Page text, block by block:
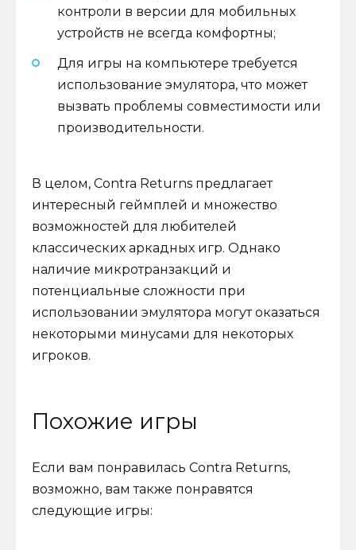
контроли в версии для мобильных
устройств не всегда комфортны;
Для игры на компьютере требуется
использование эмулятора, что может
вызвать проблемы совместимости или
производительности.
В целом, Contra Returns предлагает
интересный геймплей и множество
возможностей для любителей
классических аркадных игр. Однако
наличие микротранзакций и
потенциальные сложности при
использовании эмулятора могут оказаться
некоторыми минусами для некоторых
игроков.
Похожие игры
Если вам понравилась Contra Returns,
возможно, вам также понравятся
следующие игры: